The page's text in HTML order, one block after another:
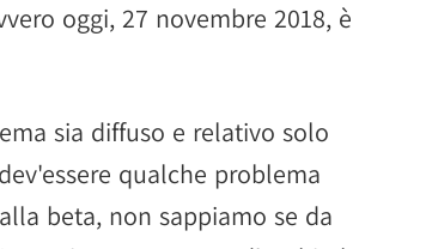
oggi, 27 novembre 2018, è
sia diffuso e relativo solo
qualche problema
beta, non sappiamo se da